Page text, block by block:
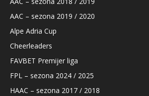
AAC – sezona 2019 / 2020
Alpe Adria Cup
Cheerleaders
FAVBET Premijer liga
FPL – sezona 2024 / 2025
HAAC – sezona 2017 / 2018